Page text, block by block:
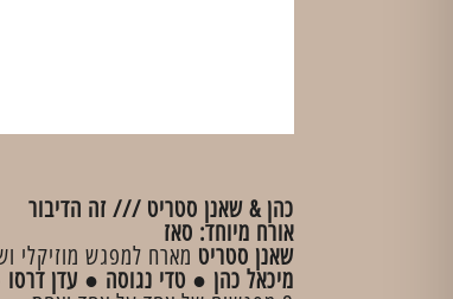
כהן & שאנן סטריט /// זה הדיבור​
אורח מיוחד: סאז
שאנן סטריט מארח למפגש מוזיקלי
מיכאל כהן ● טדי נגוסה ● עדן